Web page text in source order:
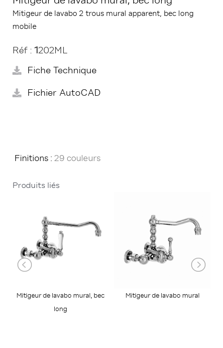
Mitigeur de lavabo 2 trous mural apparent, bec long
mobile
Réf : 1202ML
Fiche Technique
Fichier AutoCAD
Finitions : 29 couleurs
Produits liés
Mitigeur de lavabo mural, bec
long
Mitigeur de lavabo mural